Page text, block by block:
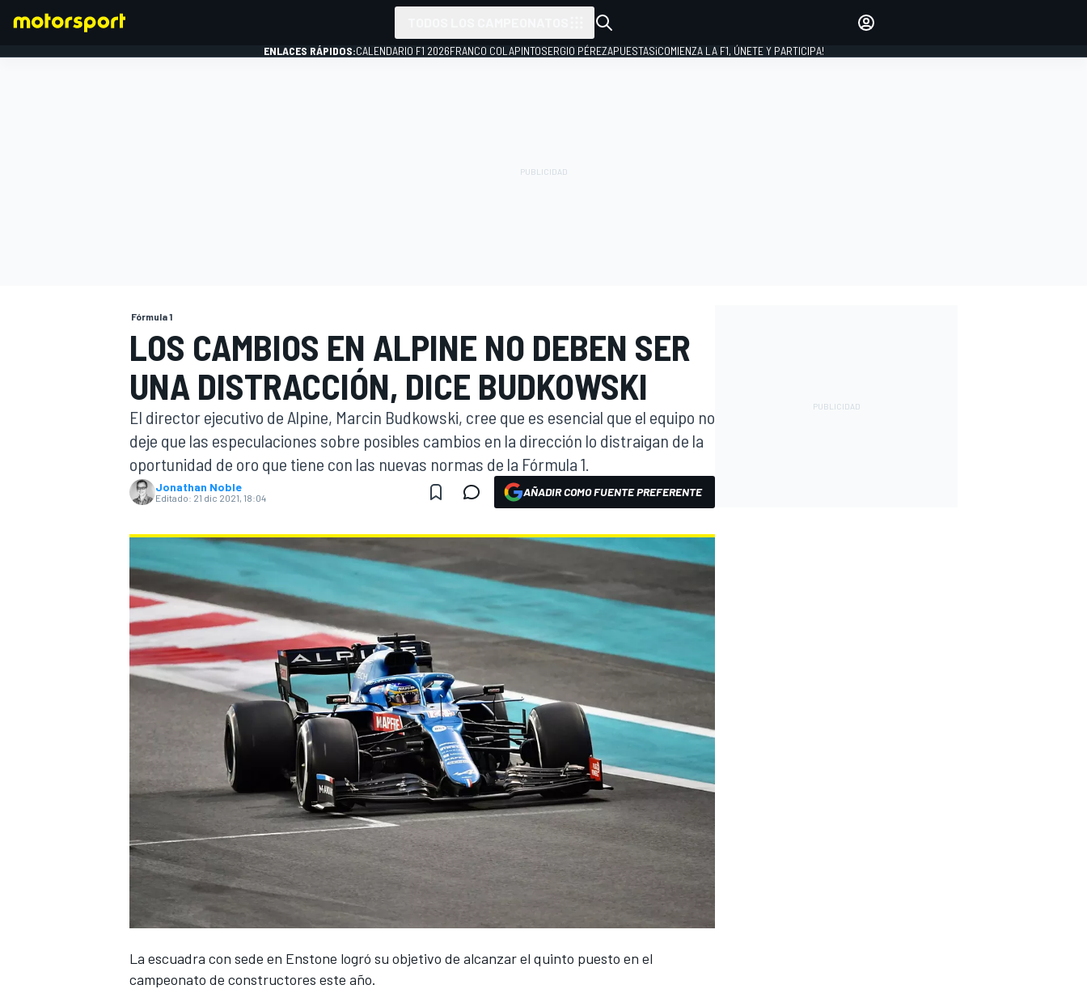
INDYCAR
MOTOGP
NASCAR CUP
INICIAR SESIÓN
ENLACES RÁPIDOS:CALENDARIO F1 2026FRANCO COLAPINTOSERGIO PÉREZAPUESTAS¡COMIENZA LA F1, ÚNETE Y PARTICIPA!
Fórmula 1
LOS CAMBIOS EN ALPINE NO DEBEN SER
UNA DISTRACCIÓN, DICE BUDKOWSKI
El director ejecutivo de Alpine, Marcin Budkowski, cree que es esencial que el equipo no
deje que las especulaciones sobre posibles cambios en la dirección lo distraigan de la
oportunidad de oro que tiene con las nuevas normas de la Fórmula 1.
Jonathan Noble
Editado: 21 dic 2021, 18:04 AÑADIR COMO FUENTE PREFERENTE
La escuadra con sede en Enstone logró su objetivo de alcanzar el quinto puesto en el
campeonato de constructores este año.